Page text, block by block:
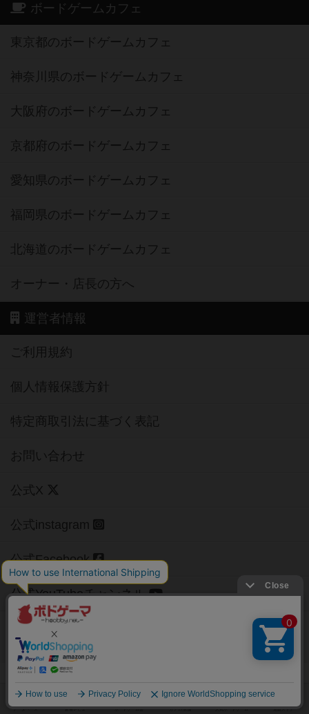
ボードゲームカフェ
東京都のボードゲームカフェ
神奈川県のボードゲームカフェ
大阪府のボードゲームカフェ
京都府のボードゲームカフェ
愛知県のボードゲームカフェ
福岡県のボードゲームカフェ
北海道のボードゲームカフェ
オーナー・店長の方へ
運営者情報
ご利用規約
個人情報保護方針
特定商取引法に基づく表記
お問い合わせ
公式X
公式instagram
公式Facebook
公式YouTubeチャンネル